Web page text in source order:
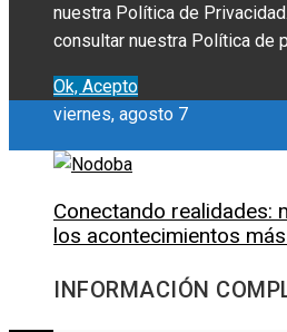
nuestra Política de
consultar nuestra Política de
Ok, Acepto
viernes, agosto 7
Conectando realidades:
los acontecimientos
INFORMACIÓN